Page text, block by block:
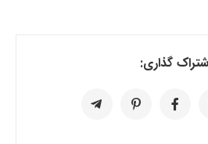
گذاری: